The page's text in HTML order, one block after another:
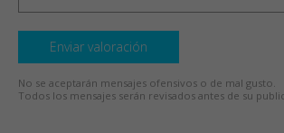
Enviar valoración
No se aceptarán mensajes ofensivos o de mal gusto.
Todos los mensajes serán revisados antes de su